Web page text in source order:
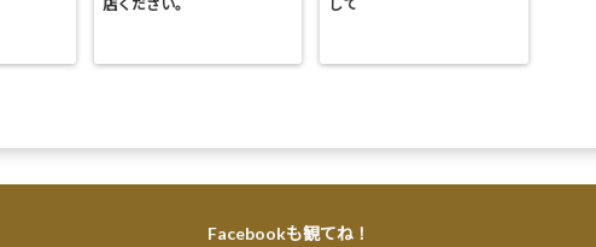
店ください。
して
Facebookも観てね！